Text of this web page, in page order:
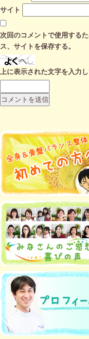
サイト
次回のコメントで使用する
ス、サイトを保存する。
上に表示された文字を入力し